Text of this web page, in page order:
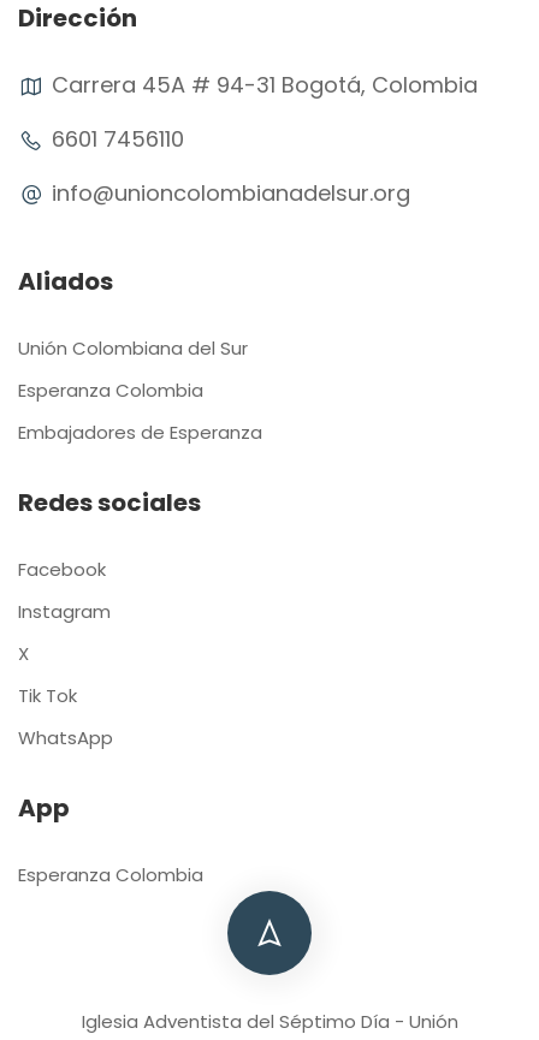
Dirección
Carrera 45A # 94-31 Bogotá, Colombia
6601 7456110
info@unioncolombianadelsur.org
Aliados
Unión Colombiana del Sur
Esperanza Colombia
Embajadores de Esperanza
Redes sociales
Facebook
Instagram
X
Tik Tok
WhatsApp
App
Esperanza Colombia
Iglesia Adventista del Séptimo Día - Unión